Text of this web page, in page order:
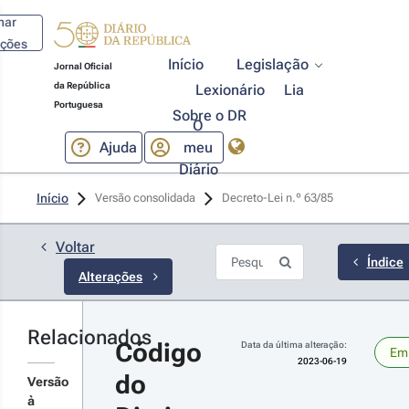
Jornal Oficial
da República
Portuguesa
Início
Legislação
Lexionário
Lia
Sobre o DR
Ajuda
O
meu
Diário
Início Versão consolidada Decreto-Lei n.º 63/85
Voltar
Alterações
a
790,
aos
de
e
Índice
Relacionados
Versão
à
Código
do
Data da última alteração:
2023-06-19